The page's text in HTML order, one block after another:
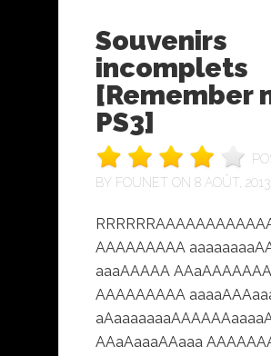
Souvenirs
incomplets
[Remember
PS3]
BY FOUNET ON 8 AOÛT, 2013
AAAAAAAAA
aaaAAAAA
AAAAAAAAA
AAaAaaaAAaaa